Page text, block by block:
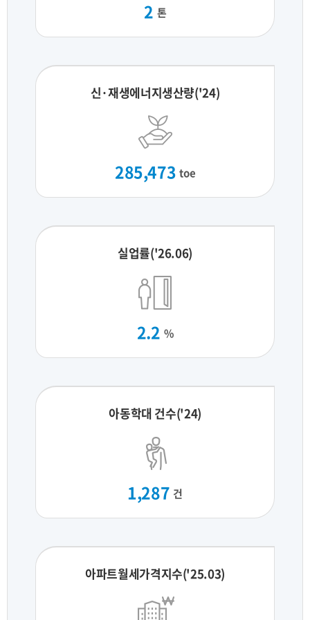
2 톤
신·재생에너지생산량('24)
285,473 toe
실업률('26.06)
2.2 %
아동학대 건수('24)
1,287 건
아파트월세가격지수('25.03)